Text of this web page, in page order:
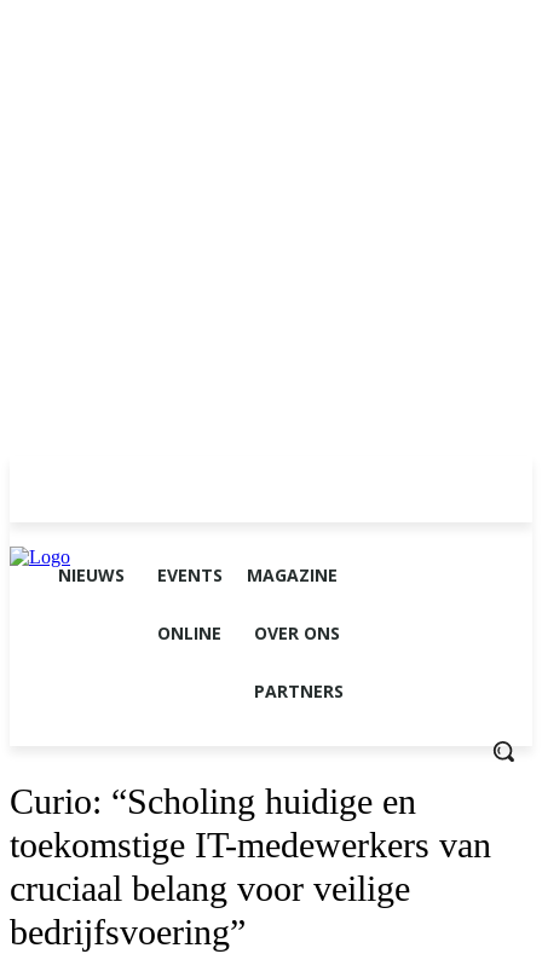
NIEUWS EVENTS MAGAZINE
ONLINE OVER ONS
PARTNERS
Curio: “Scholing huidige en
toekomstige IT-medewerkers van
cruciaal belang voor veilige
bedrijfsvoering”